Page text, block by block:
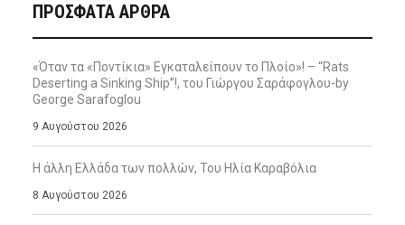
ΠΡΌΣΦΑΤΑ ΆΡΘΡΑ
«Όταν τα «Ποντίκια» Εγκαταλείπουν το Πλοίο»! – “Rats
Deserting a Sinking Ship”!, του Γιώργου Σαράφογλου-by
George Sarafoglou
9 Αυγούστου 2026
Η άλλη Ελλάδα των πολλών, Του Ηλία Καραβόλια
8 Αυγούστου 2026